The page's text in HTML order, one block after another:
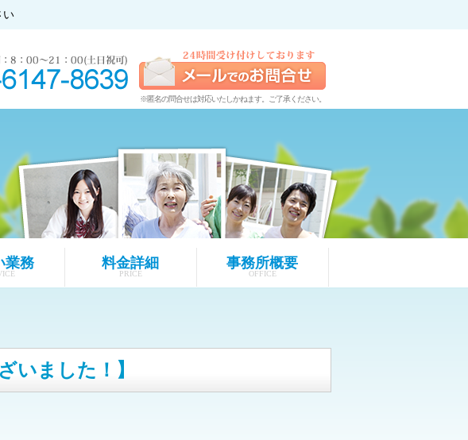
い
※匿名の問合せは対応いたしかねます。ご了承ください。
業務 料金詳細
PRICE
事務所概要
OFFICE
いました！】